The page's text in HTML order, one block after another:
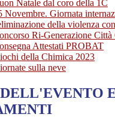
Natale dal coro della 1C
Novembre. Giornata
della violenza
Ri-Generazione Città
Attestati PROBAT
della Chimica 2023
sulla neve